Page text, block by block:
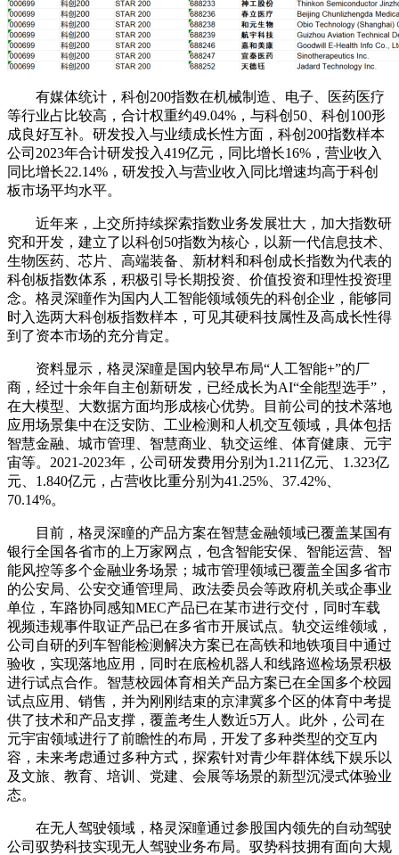
有媒体统计，科创200指数在机械制造、电子、医药医疗
等行业占比较高，合计权重约49.04%，与科创50、科创100形
成良好互补。研发投入与业绩成长性方面，科创200指数样本
公司2023年合计研发投入419亿元，同比增长16%，营业收入
同比增长22.14%，研发投入与营业收入同比增速均高于科创
板市场平均水平。
近年来，上交所持续探索指数业务发展壮大，加大指数研
究和开发，建立了以科创50指数为核心，以新一代信息技术、
生物医药、芯片、高端装备、新材料和科创成长指数为代表的
科创板指数体系，积极引导长期投资、价值投资和理性投资理
念。格灵深瞳作为国内人工智能领域领先的科创企业，能够同
时入选两大科创板指数样本，可见其硬科技属性及高成长性得
到了资本市场的充分肯定。
资料显示，格灵深瞳是国内较早布局“人工智能+”的厂
商，经过十余年自主创新研发，已经成长为AI“全能型选手”，
在大模型、大数据方面均形成核心优势。目前公司的技术落地
应用场景集中在泛安防、工业检测和人机交互领域，具体包括
智慧金融、城市管理、智慧商业、轨交运维、体育健康、元宇
宙等。2021-2023年，公司研发费用分别为1.211亿元、1.323亿
元、1.840亿元，占营收比重分别为41.25%、37.42%、
70.14%。
目前，格灵深瞳的产品方案在智慧金融领域已覆盖某国有
银行全国各省市的上万家网点，包含智能安保、智能运营、智
能风控等多个金融业务场景；城市管理领域已覆盖全国多省市
的公安局、公安交通管理局、政法委员会等政府机关或企事业
单位，车路协同感知MEC产品已在某市进行交付，同时车载
视频违规事件取证产品已在多省市开展试点。轨交运维领域，
公司自研的列车智能检测解决方案已在高铁和地铁项目中通过
验收，实现落地应用，同时在底检机器人和线路巡检场景积极
进行试点合作。智慧校园体育相关产品方案已在全国多个校园
试点应用、销售，并为刚刚结束的京津冀多个区的体育中考提
供了技术和产品支撑，覆盖考生人数近5万人。此外，公司在
元宇宙领域进行了前瞻性的布局，开发了多种类型的交互内
容，未来考虑通过多种方式，探索针对青少年群体线下娱乐以
及文旅、教育、培训、党建、会展等场景的新型沉浸式体验业
态。
在无人驾驶领域，格灵深瞳通过参股国内领先的自动驾驶
公司驭势科技实现无人驾驶业务布局。驭势科技拥有面向大规